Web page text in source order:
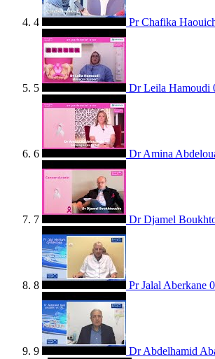
4 Pr Chafika
5 Dr Leila Hamoudi
6 Dr Amina
7 Dr Djamel
8 Pr Jalal Aberkane
9 Dr Abdelhamid